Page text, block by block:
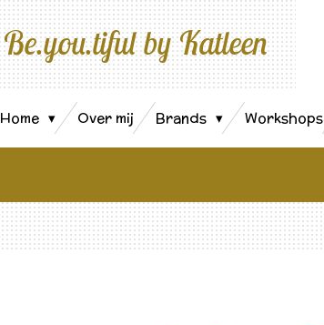
Be.you.tiful by Katleen
Home Over mij Brands Workshops